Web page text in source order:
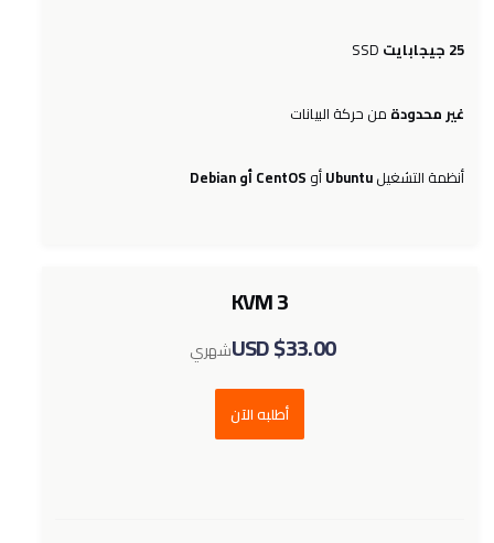
25 جيجابايت
غير محدودة من حركة البيانات
أنظمة التشغيلUbuntuأو CentOS أو Debian
KVM 3
$33.00 USD
شهري
أطلبه الآن